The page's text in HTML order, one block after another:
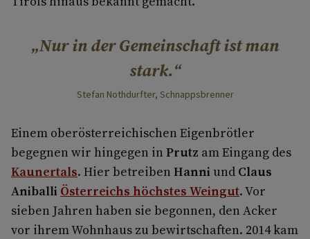
Nur in der Gemeinschaft ist man
stark.
Stefan Nothdurfter, Schnappsbrenner
Einem oberösterreichischen Eigenbrötler
begegnen wir hingegen in Prutz am Eingang des
Kaunertals. Hier betreiben Hanni und Claus
Aniballi Österreichs höchstes Weingut. Vor
sieben Jahren haben sie begonnen, den Acker
vor ihrem Wohnhaus zu bewirtschaften. 2014 kam